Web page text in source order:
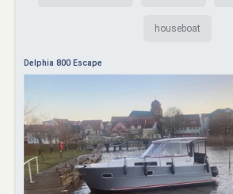
houseboat
Delphia 800 Escape